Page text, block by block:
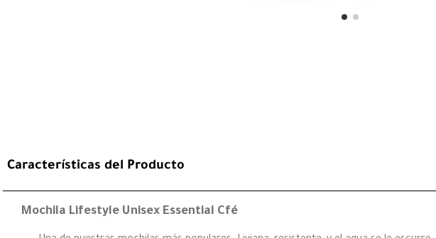
Características del Producto
Mochila Lifestyle Unisex Essential Cfé